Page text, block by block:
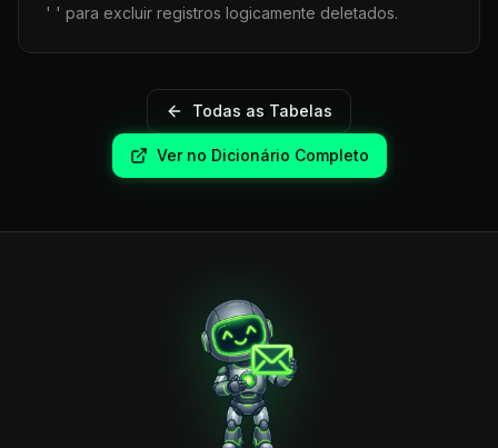
' ' para excluir registros logicamente deletados.
Todas as Tabelas
Ver no Dicionário Completo